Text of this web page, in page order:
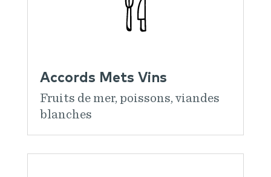
Accords Mets Vins
Fruits de mer, poissons, viandes
blanches